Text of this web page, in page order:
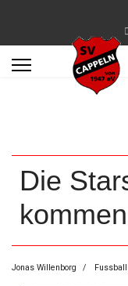
Die
Jonas Willenborg Fussball